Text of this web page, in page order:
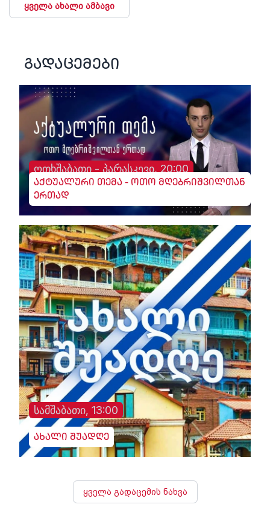
ყველა ახალი ამბავი
გადაცემები
ოთხშაბათი - პარასკევი, 20:00
აქტუალური თემა - ოთო მღებრიშვილთან
ერთად
სამშაბათი, 13:00
ახალი შუადღე
ყველა გადაცემის ნახვა